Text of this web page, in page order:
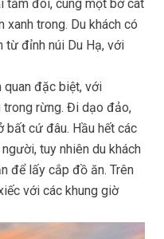
tắm đôi, cùng một bờ cát
trong. Du khách có
từ đỉnh núi Du Hạ, với
đặc biệt, với
trong rừng. Đi dạo đảo,
bất cứ đâu. Hầu hết các
tuy nhiên du khách
để lấy cắp đồ ăn. Trên
với các khung giờ